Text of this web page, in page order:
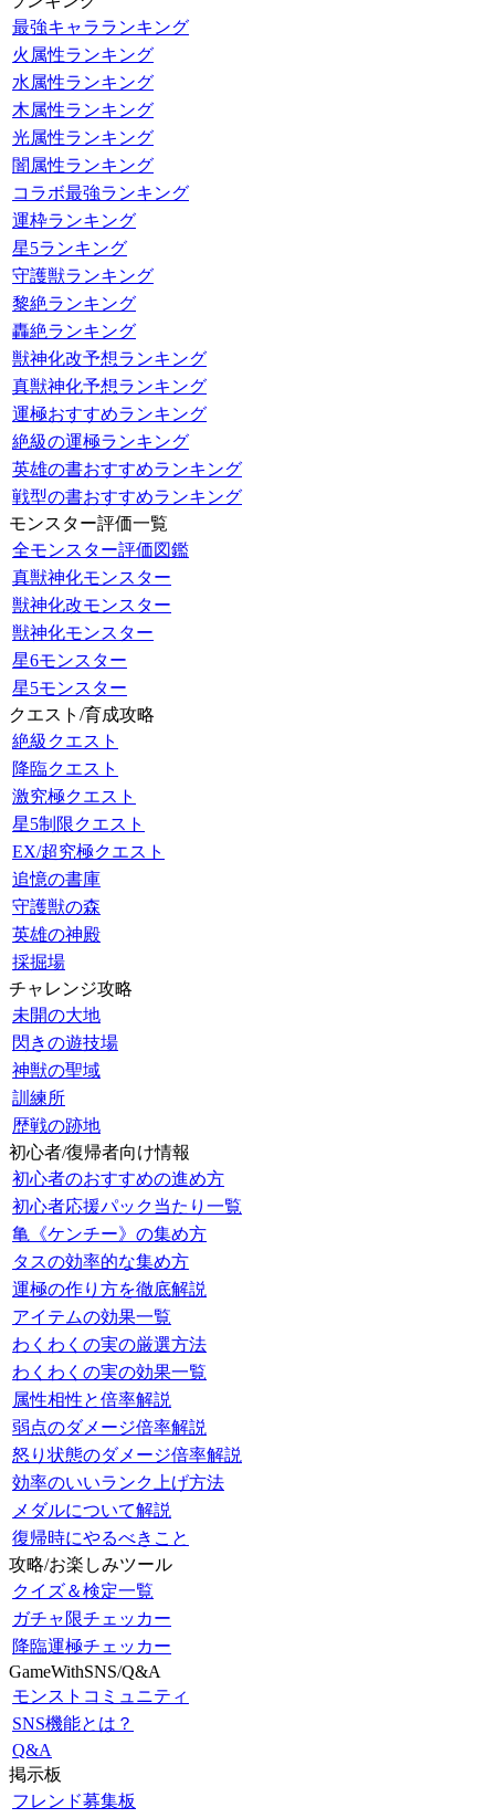
最強キャラランキング
火属性ランキング
水属性ランキング
木属性ランキング
光属性ランキング
闇属性ランキング
コラボ最強ランキング
運枠ランキング
星5ランキング
守護獣ランキング
黎絶ランキング
轟絶ランキング
獣神化改予想ランキング
真獣神化予想ランキング
運極おすすめランキング
絶級の運極ランキング
英雄の書おすすめランキング
戦型の書おすすめランキング
モンスター評価一覧
全モンスター評価図鑑
真獣神化モンスター
獣神化改モンスター
獣神化モンスター
星6モンスター
星5モンスター
クエスト/育成攻略
絶級クエスト
降臨クエスト
激究極クエスト
星5制限クエスト
EX/超究極クエスト
追憶の書庫
守護獣の森
英雄の神殿
採掘場
チャレンジ攻略
未開の大地
閃きの遊技場
神獣の聖域
訓練所
歴戦の跡地
初心者/復帰者向け情報
初心者のおすすめの進め方
初心者応援パック当たり一覧
亀《ケンチー》の集め方
タスの効率的な集め方
運極の作り方を徹底解説
アイテムの効果一覧
わくわくの実の厳選方法
わくわくの実の効果一覧
属性相性と倍率解説
弱点のダメージ倍率解説
怒り状態のダメージ倍率解説
効率のいいランク上げ方法
メダルについて解説
復帰時にやるべきこと
攻略/お楽しみツール
クイズ＆検定一覧
ガチャ限チェッカー
降臨運極チェッカー
GameWithSNS/Q&A
モンストコミュニティ
SNS機能とは？
Q&A
掲示板
フレンド募集板